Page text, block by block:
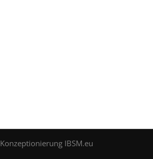
Konzeptionierung IBSM.eu